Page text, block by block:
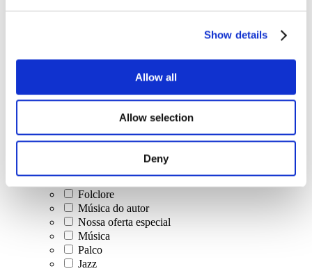
Show details
Allow all
Allow selection
Deny
Música clássica
Música pop
música israelense
Folclore
Música do autor
Nossa oferta especial
Música
Palco
Jazz